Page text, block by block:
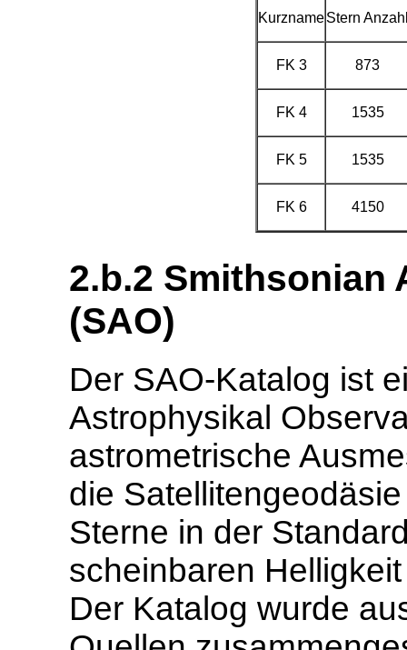
KurznameStern
FK 3 873
FK 4 1535
FK 5 1535
FK 6 4150
2.b.2
(SAO)
Der SAO-Katalog ist
Astrophysikal
astrometrische
die
Sterne in der
scheinbaren
Der Katalog wurde